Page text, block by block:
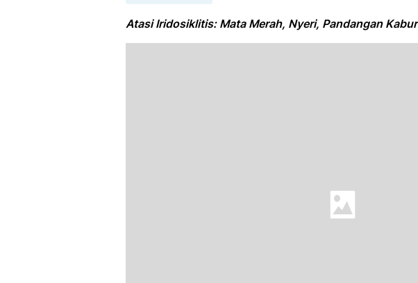
Atasi Iridosiklitis: Mata Merah, Nyeri, Pandangan Kabur